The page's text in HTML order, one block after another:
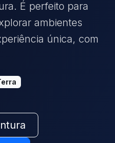
É perfeito para
ambientes
única, com